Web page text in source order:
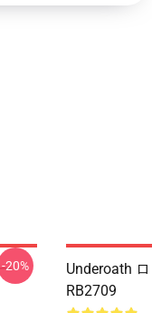
-20%
Underoath
RB2709